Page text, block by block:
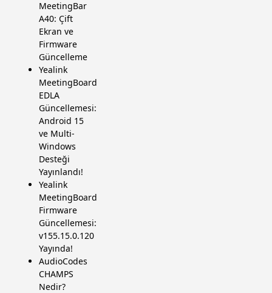
MeetingBar
A40: Çift
Ekran ve
Firmware
Güncelleme
Yealink
MeetingBoard
EDLA
Güncellemesi:
Android 15
ve Multi-
Windows
Desteği
Yayınlandı!
Yealink
MeetingBoard
Firmware
Güncellemesi:
v155.15.0.120
Yayında!
AudioCodes
CHAMPS
Nedir?